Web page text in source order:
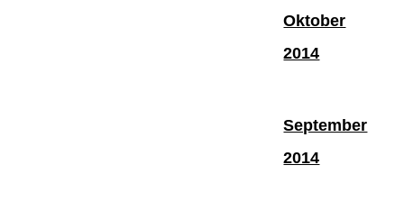
Oktober
2014
September
2014